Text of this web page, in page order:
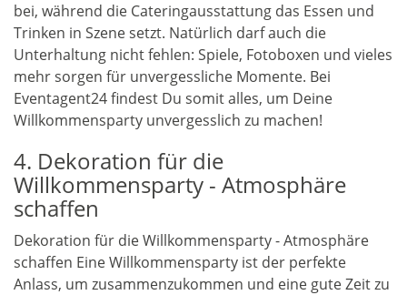
bei, während die Cateringausstattung das Essen und
Trinken in Szene setzt. Natürlich darf auch die
Unterhaltung nicht fehlen: Spiele, Fotoboxen und vieles
mehr sorgen für unvergessliche Momente. Bei
Eventagent24 findest Du somit alles, um Deine
Willkommensparty unvergesslich zu machen!
4. Dekoration für die
Willkommensparty - Atmosphäre
schaffen
Dekoration für die Willkommensparty - Atmosphäre
schaffen Eine Willkommensparty ist der perfekte
Anlass, um zusammenzukommen und eine gute Zeit zu